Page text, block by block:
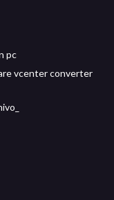
pc
vcenter converter